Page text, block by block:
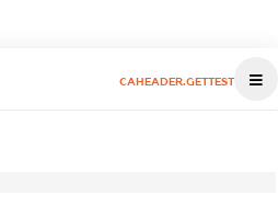
CAHEADER.GETTEST